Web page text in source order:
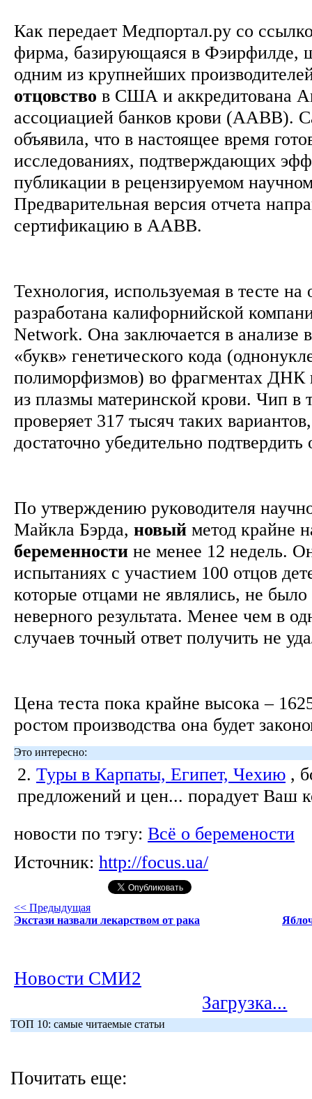
Как передает Медпортал.ру со
фирма, базирующаяся в Фэирфилде,
одним из крупнейших
отцовство в США и аккредитована
ассоциацией банков крови (AABB).
объявила, что в настоящее время
исследованиях, подтверждающих
публикации в рецензируемом
Предварительная версия отчета
сертификацию в AABB.
Технология, используемая в тесте на
разработана калифорнийской
Network. Она заключается в анализе
«букв» генетического кода
полиморфизмов) во фрагментах ДНК
из плазмы материнской крови. Чип в
проверяет 317 тысяч таких
достаточно убедительно
По утверждению руководителя
Майкла Бэрда, новый метод крайне
беременности не менее 12 недель.
испытаниях с участием 100 отцов
которые отцами не являлись, не
неверного результата. Менее чем в
случаев точный ответ получить не
Цена теста пока крайне высока –
ростом производства она будет
Это интересно:
2. Туры в Карпаты, Египет, Чехию ,
предложений и цен... порадует Ваш
новости по тэгу: Всё о беремености
Источник: http://focus.ua/
<< Предыдущая
Экстази назвали лекарством от рака
Новости СМИ2
Загрузка...
ТОП 10: самые читаемые статьи
Почитать еще: